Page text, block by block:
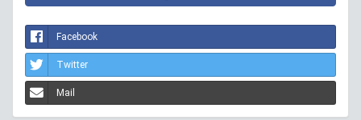
Facebook
Twitter
Mail